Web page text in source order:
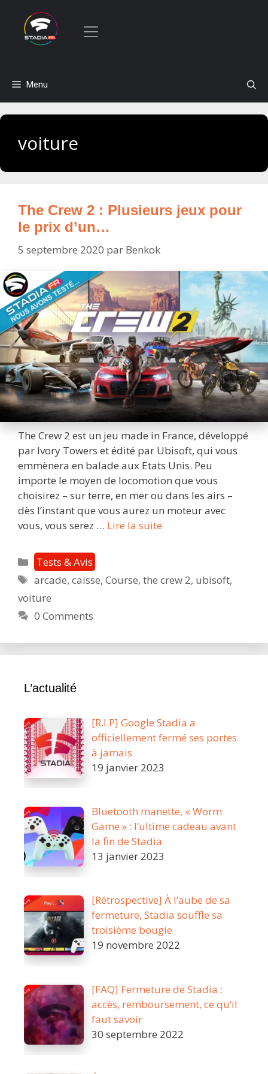
contenu
Menu
voiture
The Crew 2 : Plusieurs jeux pour
le prix d’un…
5 septembre 2020 par Benkok
The Crew 2 est un jeu made in France, développé
par Ivory Towers et édité par Ubisoft, qui vous
emmènera en balade aux Etats Unis. Peu
importe le moyen de locomotion que vous
choisirez – sur terre, en mer ou dans les airs –
dès l’instant que vous aurez un moteur avec
vous, vous serez … Lire la suite
Plusieurs
prix
d’un…
Catégories
Tests & Avis
Étiquettes
arcade,caisse,Course,the crew 2, ubisoft,
voiture
0 Comments
L’actualité
[R.I.P] Google Stadia a
officiellement fermé ses portes
à jamais
19 janvier 2023
Bluetooth manette, « Worm
Game » : l’ultime cadeau avant
la fin de Stadia
13 janvier 2023
[Rétrospective] À l’aube de sa
fermeture, Stadia souffle sa
troisième bougie
19 novembre 2022
[FAQ] Fermeture de Stadia :
accès, remboursement, ce qu’il
faut savoir
30 septembre 2022